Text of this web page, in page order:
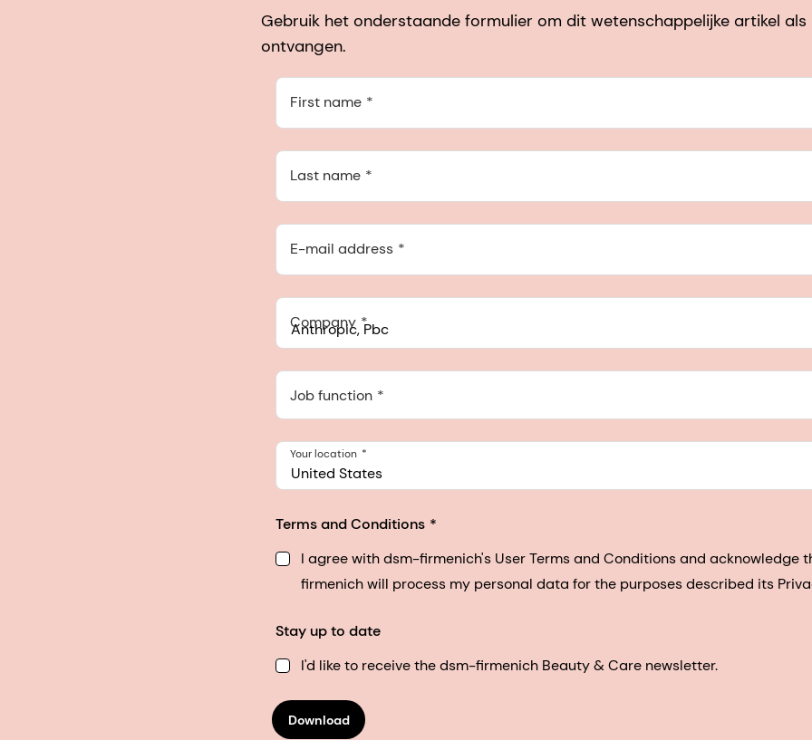
Gebruik het onderstaande formulier om dit wetenschappelijke artikel
ontvangen.
First name
Last name
E-mail address
Company
Anthropic, PBC
548 Market St Pmb 90375, San Francisco, California, US
Job function
United States
Your location
Terms and Conditions
I agree with dsm-firmenich's User Terms and Conditions and acknowledge
firmenich will process my personal data for the purposes described its
Stay up to date
I'd like to receive the dsm-firmenich Beauty & Care newsletter.
Download